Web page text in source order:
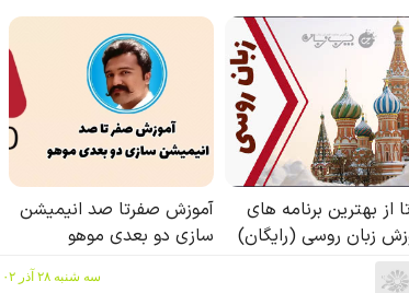
سه شنبه ۲۸ آذر ۰۲